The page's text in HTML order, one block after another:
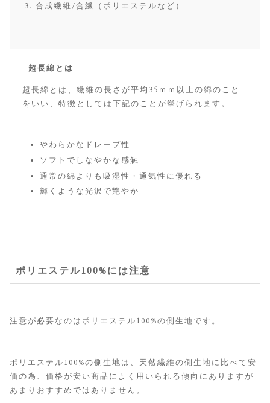
合成繊維/合繊（ポリエステルなど）
超長綿とは
超長綿とは、繊維の長さが平均35ｍｍ以上の綿のこと
をいい、特徴としては下記のことが挙げられます。
やわらかなドレープ性
ソフトでしなやかな感触
通常の綿よりも吸湿性・通気性に優れる
輝くような光沢で艶やか
ポリエステル100%には注意
注意が必要なのはポリエステル100%の側生地です。
ポリエステル100%の側生地は、天然繊維の側生地に比べて安
価の為、価格が安い商品によく用いられる傾向にありますが
あまりおすすめではありません。